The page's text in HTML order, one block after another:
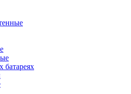
батареях